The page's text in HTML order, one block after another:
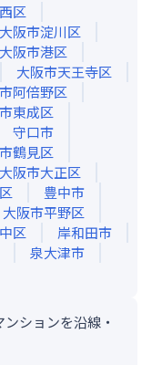
区
大阪市淀川区
大阪市港区
大阪市天王寺区
阿倍野区
東成区
守口市
鶴見区
大阪市大正区
豊中市
大阪市平野区
区
岸和田市
泉大津市
ションを沿線・